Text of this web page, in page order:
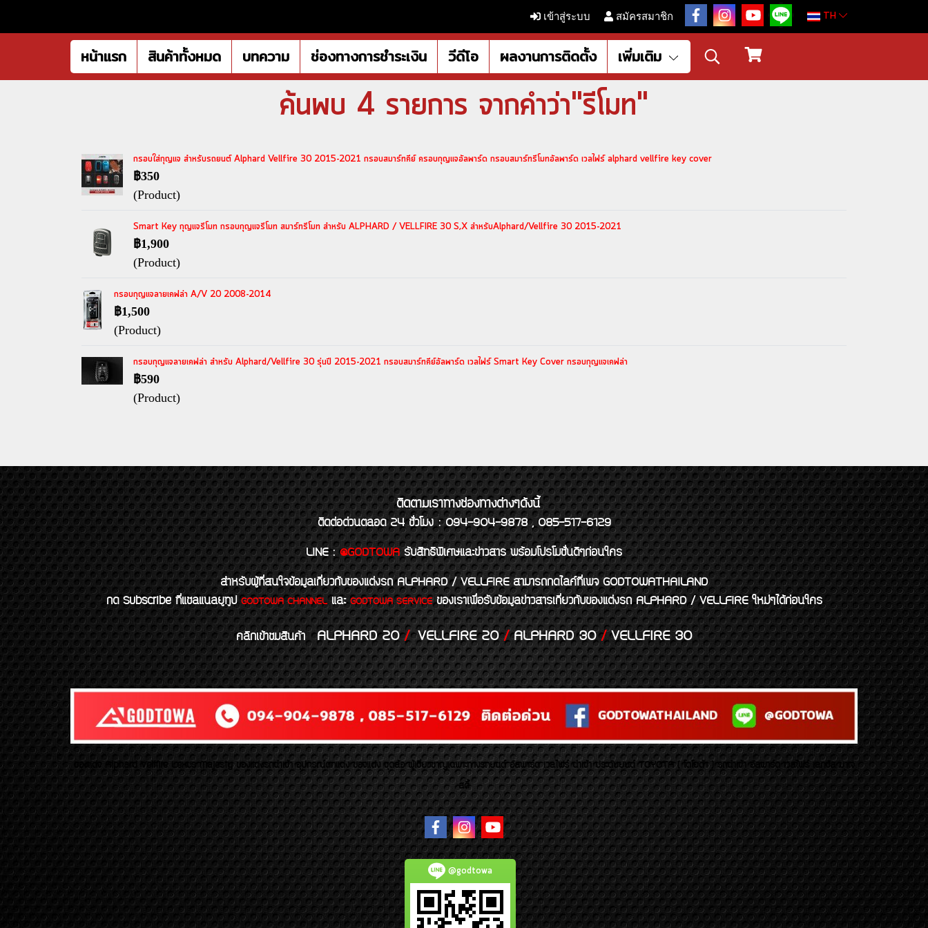
เข้าสู่ระบบ สมัครสมาชิก TH
หน้าแรก สินค้าทั้งหมด บทความ ช่องทางการชำระเงิน วีดีโอ ผลงานการติดตั้ง เพิ่มเติม
ค้นพบ 4 รายการ จากคำว่า"รีโมท"
กรอบใส่กุญแจ สำหรับรถยนต์ Alphard Vellfire 30 2015-2021 กรอบสมาร์ทคีย์ ครอบกุญแจอัลพาร์ด กรอบสมาร์ทรีโมทอัลพาร์ด เวลไฟร์ alphard vellfire key cover
฿350
(Product)
Smart Key กุญแจรีโมท กรอบกุญแจรีโมท สมาร์ทรีโมท สำหรับ ALPHARD / VELLFIRE 30 S,X สำหรับAlphard/Vellfire 30 2015-2021
฿1,900
(Product)
กรอบกุญแจลายเคฟล่า A/V 20 2008-2014
฿1,500
(Product)
กรอบกุญแจลายเคฟล่า สำหรับ Alphard/Vellfire 30 รุ่นปี 2015-2021 กรอบสมาร์ทคีย์อัลพาร์ด เวลไฟร์ Smart Key Cover กรอบกุญแจเคฟล่า
฿590
(Product)
ติดตามเราทางช่องทางต่างๆดังนี้
ติดต่อด่วนตลอด 24 ชั่วโมง : 094-904-9878 , 085-517-6129
LINE : @GODTOWA รับสิทธิพิเศษและข่าวสาร พร้อมโปรโมชั่นดีๆก่อนใคร
สำหรับผู้ที่สนใจข้อมูลเกี่ยวกับของแต่งรถ ALPHARD / VELLFIRE สามารถกดไลค์ที่เพจ GODTOWATHAILAND
กด Subscribe ที่แชลแนลยูทูปGODTOWA CHANNELและGODTOWA SERVICEของเราเพื่อรับข้อมูลข่าวสารเกี่ยวกับของแต่งรถ ALPHARD / VELLFIRE ใหม่ๆได้ก่อนใคร
คลิกเข้าชมสินค้า ALPHARD 20/VELLFIRE 20/ALPHARD 30/VELLFIRE 30
ของเเต่ง Alphard Vellfire Lexus Majesty ของเเต่งรถนำเข้า อุปกรณ์ตกแต่ง ของแต่ง ชุดล้อ ผู้เชี่ยวชาญเฉพาะทางรถยนต์ อัลพาร์ด เวลไฟร์ นำเข้า ประดับยนต์ TOYOTA ( โตโยต้า ) รถนำเข้า อัลพาร์ด เวลไฟร์ เลกซัส มาเจ
สตี้
@godtowa